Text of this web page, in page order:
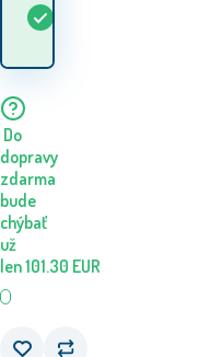
Do
dopravy
zdarma
bude
chýbať
už
len101.30 EUR